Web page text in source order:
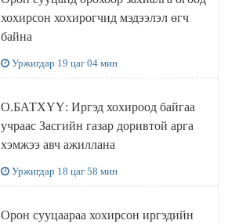
хохирсон хохирогчид мэдээлэл өгч
байна
Уржигдар 19 цаг 04 мин
О.БАТХҮҮ: Иргэд хохироод байгаа
учраас Засгийн газар доривтой арга
хэмжээ авч ажиллана
Уржигдар 18 цаг 58 мин
Орон сууцаараа хохирсон иргэдийн